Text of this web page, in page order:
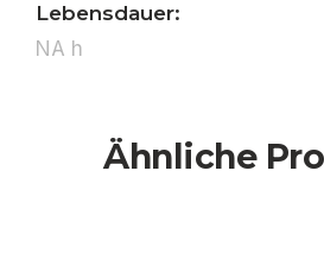
Lebensdauer:
NA h
Ähnliche